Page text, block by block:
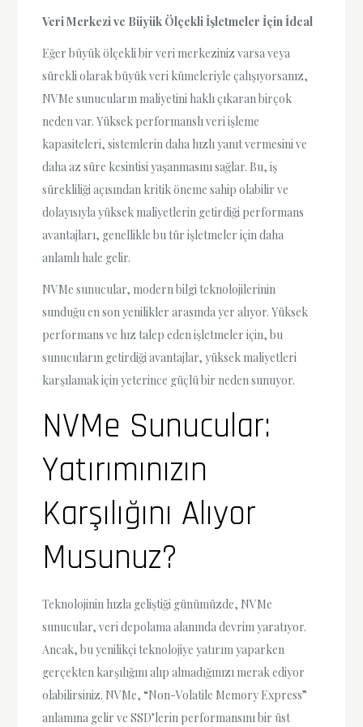
Veri Merkezi ve Büyük Ölçekli İşletmeler İçin İdeal
Eğer büyük ölçekli bir veri merkeziniz varsa veya
sürekli olarak büyük veri kümeleriyle çalışıyorsanız,
NVMe sunucuların maliyetini haklı çıkaran birçok
neden var. Yüksek performanslı veri işleme
kapasiteleri, sistemlerin daha hızlı yanıt vermesini ve
daha az süre kesintisi yaşanmasını sağlar. Bu, iş
sürekliliği açısından kritik öneme sahip olabilir ve
dolayısıyla yüksek maliyetlerin getirdiği performans
avantajları, genellikle bu tür işletmeler için daha
anlamlı hale gelir.
NVMe sunucular, modern bilgi teknolojilerinin
sunduğu en son yenilikler arasında yer alıyor. Yüksek
performans ve hız talep eden işletmeler için, bu
sunucuların getirdiği avantajlar, yüksek maliyetleri
karşılamak için yeterince güçlü bir neden sunuyor.
NVMe Sunucular:
Yatırımınızın
Karşılığını Alıyor
Musunuz?
Teknolojinin hızla geliştiği günümüzde, NVMe
sunucular, veri depolama alanında devrim yaratıyor.
Ancak, bu yenilikçi teknolojiye yatırım yaparken
gerçekten karşılığını alıp almadığınızı merak ediyor
olabilirsiniz. NVMe, “Non-Volatile Memory Express”
anlamına gelir ve SSD’lerin performansını bir üst